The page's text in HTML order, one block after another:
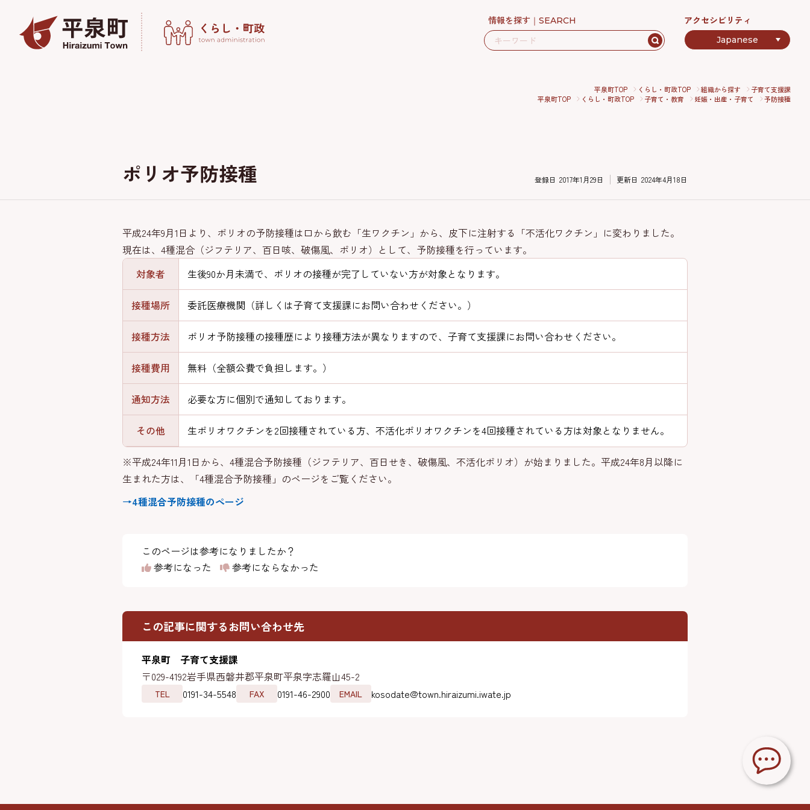
情報を探す SEARCH アクセシビリティ
平泉町TOP くらし・町政TOP 組織から探す
子育て支援課
平泉町TOP
くらし・町政TOP 子育て・教育 妊娠・出産・子育て 予防接種
ポリオ予防接種 登録日 2017年1月29日 更新日 2024年4月18日
平成24年9月1日より、ポリオの予防接種は口から飲む「生ワクチン」から、皮下に注射する「不活化ワクチン」に変わりました。
現在は、4種混合（ジフテリア、百日咳、破傷風、ポリオ）として、予防接種を行っています。
対象者
生後90か月未満で、ポリオの接種が完了していない方が対象となります。
接種場所 委託医療機関（詳しくは子育て支援課にお問い合わせください。）
接種方法 ポリオ予防接種の接種歴により接種方法が異なりますので、子育て支援課にお問い合わせください。
接種費用 無料（全額公費で負担します。）
通知方法 必要な方に個別で通知しております。
その他 生ポリオワクチンを2回接種されている方、不活化ポリオワクチンを4回接種されている方は対象となりません。
※平成24年11月1日から、4種混合予防接種（ジフテリア、百日せき、破傷風、不活化ポリオ）が始まりました。平成24年8月以降に
生まれた方は、「4種混合予防接種」のページをご覧ください。
→4種混合予防接種のページ
このページは参考になりましたか？
参考になった
参考にならなかった
この記事に関するお問い合わせ先
平泉町 子育て支援課
〒029-4192岩手県西磐井郡平泉町平泉字志羅山45-2
TEL 0191-34-5548 FAX 0191-46-2900 EMAIL kosodate@town.hiraizumi.iwate.jp